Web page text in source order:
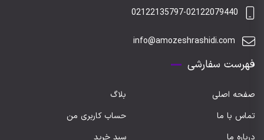
02122135797-02122079440
info@amozeshrashidi.com
فهرست سفارشی
صفحه اصلی
بلاگ
تماس با ما
حساب کاربری من